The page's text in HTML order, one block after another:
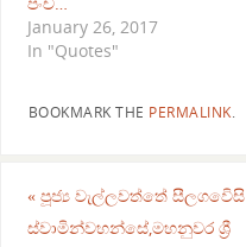
January 26, 2017
In "Quotes"
BOOKMARK THE PERMALINK.
«පූජ්‍ය වැල්ලවත්තේ සීලග⁣⁣⁣⁣⁣වෙිසි
ස්වාමින්වහන්සේ,මහනුවර ශ්‍රී